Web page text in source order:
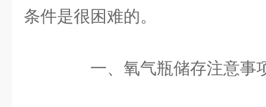
条件是很困难的。
一、氧气瓶储存注意事